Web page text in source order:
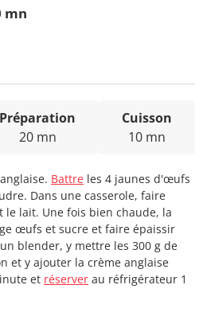
mn
Préparation
20 mn
Cuisson
10 mn
Battre les 4 jaunes d'œufs
Dans une casserole, faire
le lait. Une fois bien chaude, la
œufs et sucre et faire épaissir
blender, y mettre les 300 g de
et y ajouter la crème anglaise
et réserver au réfrigérateur 1